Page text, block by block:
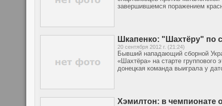
завершившемся поражением
Шкапенко: "Шахтёру" по
20 сентября 2012 г. (21:24)
Бывший нападающий сборной
«Шахтёра» на старте группового
донецкая команда выиграла у
Хэмилтон: в чемпионате